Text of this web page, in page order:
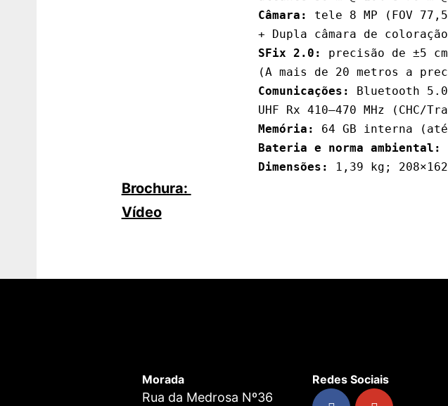
Câmara:
tele 8 MP (FOV
SFix 2.0:
precisão de ±5
Comunicações:
Bluetooth
Memória:
Bateria e norma ambiental:
Dimensões:
1,39 kg;
Brochura:
Vídeo
Morada
Rua da Medrosa Nº36
Redes Sociais